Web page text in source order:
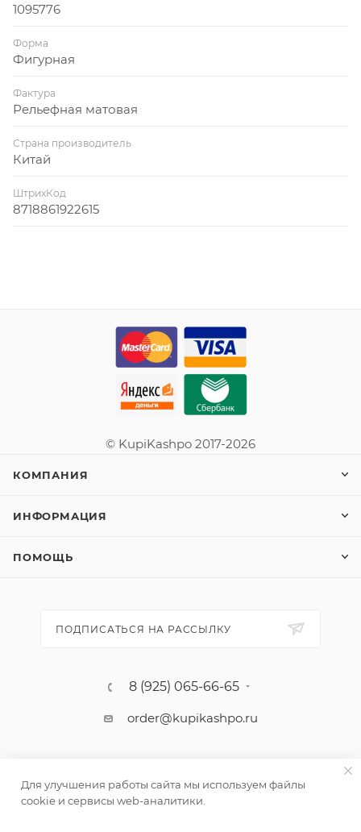
1095776
Форма
Фигурная
Фактура
Рельефная матовая
Страна производитель
Китай
ШтрихКод
8718861922615
© KupiKashpo 2017-2026
КОМПАНИЯ
ИНФОРМАЦИЯ
ПОМОЩЬ
ПОДПИСАТЬСЯ НА РАССЫЛКУ
8 (925) 065-66-65
order@kupikashpo.ru
Для улучшения работы сайта мы используем файлы
cookie и сервисы web-аналитики.